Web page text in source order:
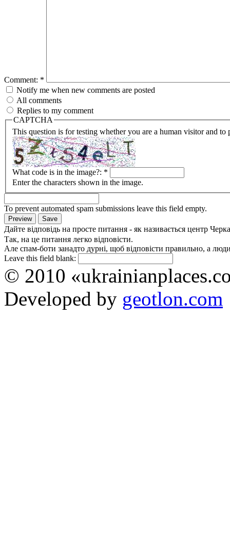
Comment: *
Notify me when new comments are posted
All comments
Replies to my comment
CAPTCHA
This question is for testing whether you are a human visitor and to
What code is in the image?: *
Enter the characters shown in the image.
To prevent automated spam submissions leave this field empty.
Дайте відповідь на просте питання - як називається центр
Так, на це питання легко відповісти.
Але спам-боти занадто дурні, щоб відповісти правильно, а
Leave this field blank:
© 2010
Developed by geotlon.com